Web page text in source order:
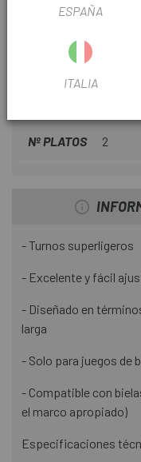
TEMPORADA
Montaña
Nº PLATOS 2
- Turnos superligeros
- Excelente y fácil
- Diseñado en
larga
- Solo para juegos de
- Compatible con
el marco apropiado)
Especificaciones
ESPAÑA
ITALIA